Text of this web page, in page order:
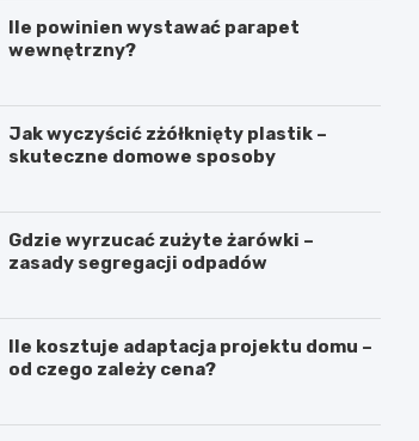
Ile powinien wystawać parapet
wewnętrzny?
Jak wyczyścić zżółknięty plastik –
skuteczne domowe sposoby
Gdzie wyrzucać zużyte żarówki –
zasady segregacji odpadów
Ile kosztuje adaptacja projektu domu –
od czego zależy cena?